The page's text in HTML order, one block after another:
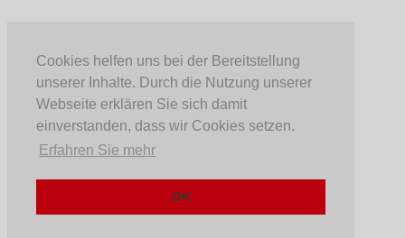
Cookies helfen uns bei der Bereitstellung
unserer Inhalte. Durch die Nutzung unserer
Webseite erklären Sie sich damit
einverstanden, dass wir Cookies setzen.
Erfahren Sie mehr
OK